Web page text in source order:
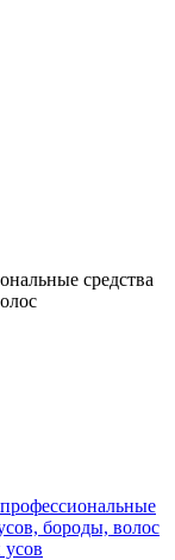
средства
бороды, волос